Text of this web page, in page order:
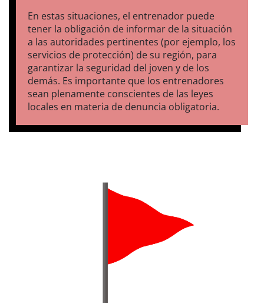
En estas situaciones, el entrenador puede
tener la obligación de informar de la situación
a las autoridades pertinentes (por ejemplo, los
servicios de protección) de su región, para
garantizar la seguridad del joven y de los
demás. Es importante que los entrenadores
sean plenamente conscientes de las leyes
locales en materia de denuncia obligatoria.